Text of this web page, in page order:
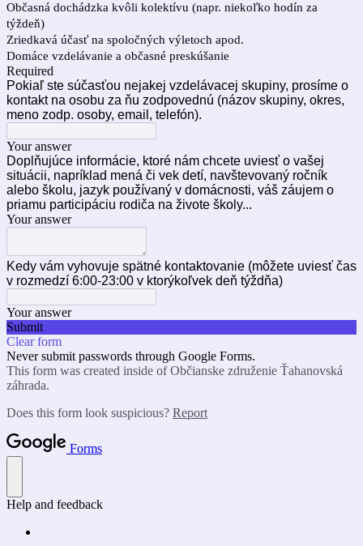
Občasná dochádzka kvôli kolektívu (napr. niekoľko hodín za
týždeň)
Zriedkavá účasť na spoločných výletoch apod.
Domáce vzdelávanie a občasné preskúšanie
Required
Pokiaľ ste súčasťou nejakej vzdelávacej skupiny, prosíme o
kontakt na osobu za ňu zodpovednú (názov skupiny, okres,
meno zodp. osoby, email, telefón).
Your answer
Doplňujúce informácie, ktoré nám chcete uviesť o vašej
situácii, napríklad mená či vek detí, navštevovaný ročník
alebo školu, jazyk používaný v domácnosti, váš záujem o
priamu participáciu rodiča na živote školy...
Your answer
Kedy vám vyhovuje spätné kontaktovanie (môžete uviesť čas
v rozmedzí 6:00-23:00 v ktorýkoľvek deň týždňa)
Your answer
Submit
Clear form
Never submit passwords through Google Forms.
This form was created inside of Občianske združenie Ťahanovská
záhrada.
Does this form look suspicious? Report
Forms
Help and feedback